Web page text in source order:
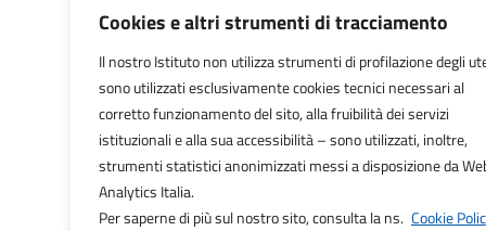
Cookies e altri strumenti di tracciamento
Il nostro Istituto non utilizza strumenti di profilazione degli
sono utilizzati esclusivamente cookies tecnici necessari al
corretto funzionamento del sito, alla fruibilità dei servizi
istituzionali e alla sua accessibilità – sono utilizzati, inoltre,
strumenti statistici anonimizzati messi a disposizione da
Analytics Italia.
Per saperne di più sul nostro sito, consulta la ns. Cookie